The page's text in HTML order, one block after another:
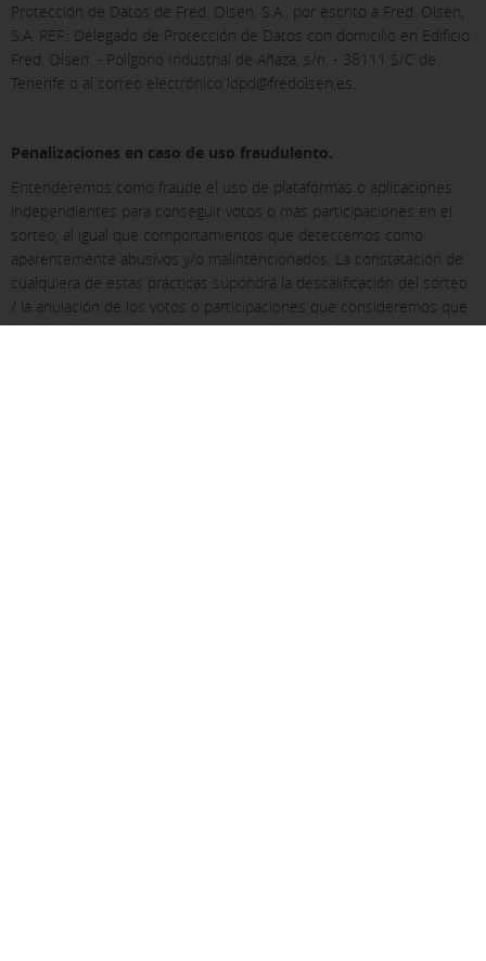
Protección de Datos de Fred. Olsen, S.A., por escrito a Fred. Olsen,
S.A. REF.: Delegado de Protección de Datos con domicilio en Edificio
Fred. Olsen. - Polígono Industrial de Añaza, s/n. - 38111 S/C de
Tenerife o al correo electrónico lopd@fredolsen.es.
Penalizaciones en caso de uso fraudulento.
Entenderemos como fraude el uso de plataformas o aplicaciones
independientes para conseguir votos o más participaciones en el
sorteo, al igual que comportamientos que detectemos como
aparentemente abusivos y/o malintencionados. La constatación de
cualquiera de estas prácticas supondrá la descalificación del sorteo
/ la anulación de los votos o participaciones que consideremos que
han llegado a través de vías no permitidas en la campaña.